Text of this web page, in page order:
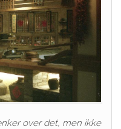
over det, men ikke